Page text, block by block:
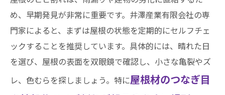
め、早期発見が非常に重要です。井澤産業有限会社の専
門家によると、まずは屋根の状態を定期的にセルフチェ
ックすることを推奨しています。具体的には、晴れた日
を選び、屋根の表面を双眼鏡で確認し、小さな亀裂やズ
レ、色むらを探しましょう。特に屋根材のつなぎ目